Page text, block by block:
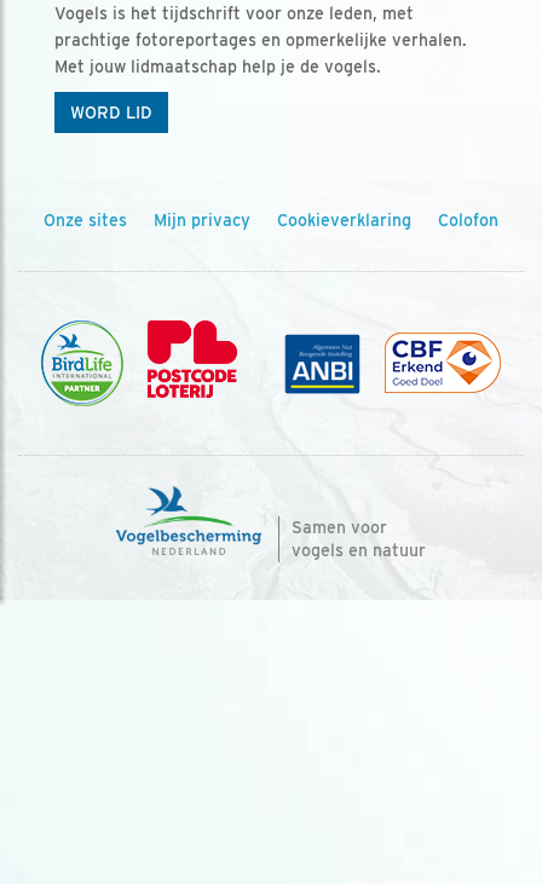
Vogels is het tijdschrift voor onze leden, met
prachtige fotoreportages en opmerkelijke verhalen.
Met jouw lidmaatschap help je de vogels.
WORD LID
Onze sites Mijn privacy Cookieverklaring Colofon
Samen voor
vogels en natuur